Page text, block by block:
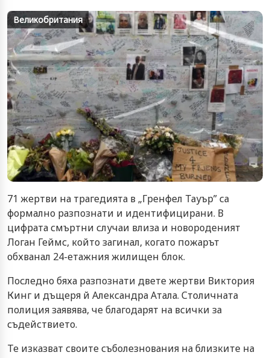
Великобритания
71 жертви на трагедията в „Гренфел Тауър” са
формално разпознати и идентифицирани. В
цифрата смъртни случаи влиза и новороденият
Логан Геймс, който загинал, когато пожарът
обхванал 24-етажния жилищен блок.
Последно бяха разпознати двете жертви Виктория
Кинг и дъщеря й Александра Атала. Столичната
полиция заявява, че благодарят на всички за
съдействието.
Те изказват своите съболезнования на близките на